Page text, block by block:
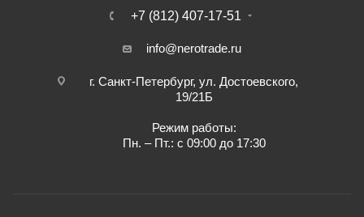
+7 (812) 407-17-51
info@nerotrade.ru
г. Санкт-Петербург, ул. Достоевского,
19/21Б
Режим работы:
Пн. – Пт.: с 09:00 до 17:30